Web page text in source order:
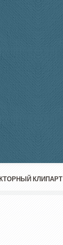
КЛИПАРТ